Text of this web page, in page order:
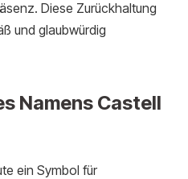
Diese Zurückhaltung
und glaubwürdig
Namens Castell
ein Symbol für